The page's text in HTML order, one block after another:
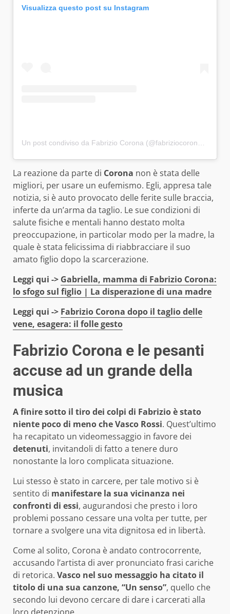
Visualizza questo post su Instagram
Un post condiviso da Fabrizio Corona (@fabriziocoronareal)
La reazione da parte di Corona non è stata delle
migliori, per usare un eufemismo. Egli, appresa tale
notizia, si è auto provocato delle ferite sulle braccia,
inferte da un’arma da taglio. Le sue condizioni di
salute fisiche e mentali hanno destato molta
preoccupazione, in particolar modo per la madre, la
quale è stata felicissima di riabbracciare il suo
amato figlio dopo la scarcerazione.
Leggi qui -> Gabriella, mamma di Fabrizio Corona:
lo sfogo sul figlio | La disperazione di una madre
Leggi qui -> Fabrizio Corona dopo il taglio delle
vene, esagera: il folle gesto
Fabrizio Corona e le pesanti
accuse ad un grande della
musica
A finire sotto il tiro dei colpi di Fabrizio è stato
niente poco di meno che Vasco Rossi. Quest’ultimo
ha recapitato un videomessaggio in favore dei
detenuti, invitandoli di fatto a tenere duro
nonostante la loro complicata situazione.
Lui stesso è stato in carcere, per tale motivo si è
sentito di manifestare la sua vicinanza nei
confronti di essi, augurandosi che presto i loro
problemi possano cessare una volta per tutte, per
tornare a svolgere una vita dignitosa ed in libertà.
Come al solito, Corona è andato controcorrente,
accusando l’artista di aver pronunciato frasi cariche
di retorica. Vasco nel suo messaggio ha citato il
titolo di una sua canzone, “Un senso”, quello che
secondo lui devono cercare di dare i carcerati alla